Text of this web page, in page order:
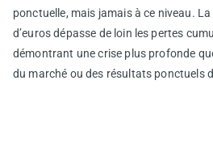
ponctuelle, mais jamais à ce niveau.
d’euros dépasse de loin les pertes
démontrant une crise plus profonde
du marché ou des résultats ponctuels